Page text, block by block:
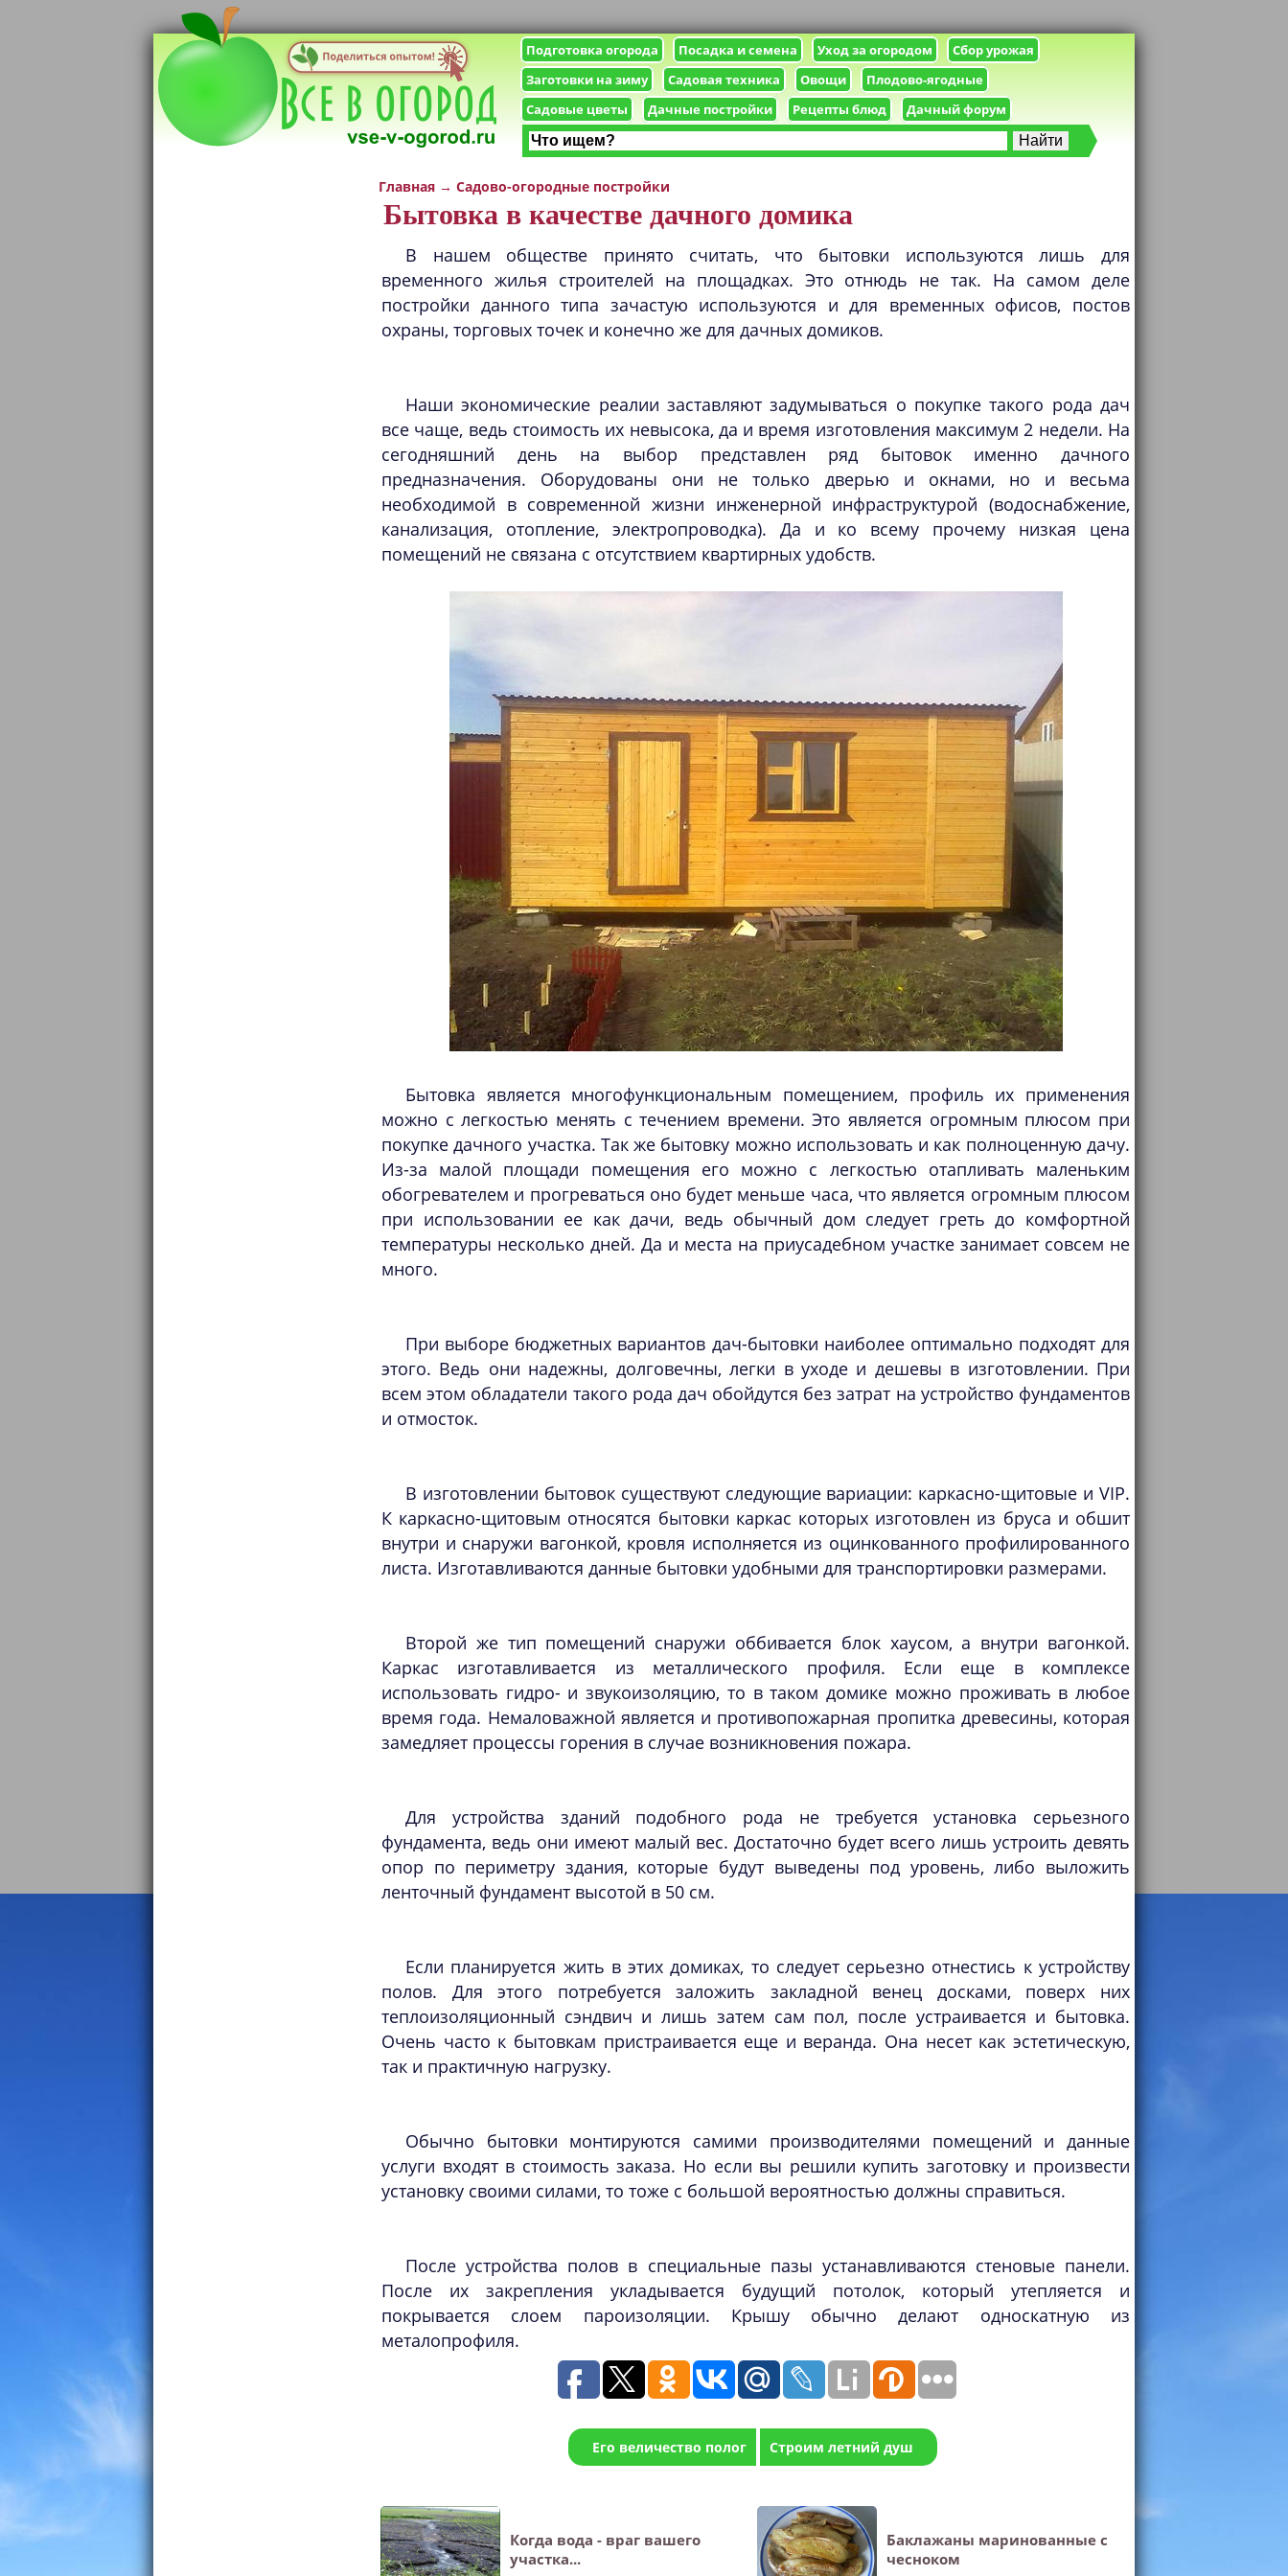
Подготовка огорода Посадка и семена Уход за огородом
Сбор урожая
Заготовки на зиму
Садовая техника Овощи
Плодово-ягодные
Садовые цветы
Дачные постройки Рецепты блюд Дачный форум
Главная → Садово-огородные постройки
Бытовка в качестве дачного домика
В нашем обществе принято считать, что бытовки используются лишь для
временного жилья строителей на площадках. Это отнюдь не так. На самом деле
постройки данного типа зачастую используются и для временных офисов, постов
охраны, торговых точек и конечно же для дачных домиков.
Наши экономические реалии заставляют задумываться о покупке такого рода дач
все чаще, ведь стоимость их невысока, да и время изготовления максимум 2 недели. На
сегодняшний день на выбор представлен ряд бытовок именно дачного
предназначения. Оборудованы они не только дверью и окнами, но и весьма
необходимой в современной жизни инженерной инфраструктурой (водоснабжение,
канализация, отопление, электропроводка). Да и ко всему прочему низкая цена
помещений не связана с отсутствием квартирных удобств.
Бытовка является многофункциональным помещением, профиль их применения
можно с легкостью менять с течением времени. Это является огромным плюсом при
покупке дачного участка. Так же бытовку можно использовать и как полноценную дачу.
Из-за малой площади помещения его можно с легкостью отапливать маленьким
обогревателем и прогреваться оно будет меньше часа, что является огромным плюсом
при использовании ее как дачи, ведь обычный дом следует греть до комфортной
температуры несколько дней. Да и места на приусадебном участке занимает совсем не
много.
При выборе бюджетных вариантов дач-бытовки наиболее оптимально подходят для
этого. Ведь они надежны, долговечны, легки в уходе и дешевы в изготовлении. При
всем этом обладатели такого рода дач обойдутся без затрат на устройство фундаментов
и отмосток.
В изготовлении бытовок существуют следующие вариации: каркасно-щитовые и VIP.
К каркасно-щитовым относятся бытовки каркас которых изготовлен из бруса и обшит
внутри и снаружи вагонкой, кровля исполняется из оцинкованного профилированного
листа. Изготавливаются данные бытовки удобными для транспортировки размерами.
Второй же тип помещений снаружи оббивается блок хаусом, а внутри вагонкой.
Каркас изготавливается из металлического профиля. Если еще в комплексе
использовать гидро- и звукоизоляцию, то в таком домике можно проживать в любое
время года. Немаловажной является и противопожарная пропитка древесины, которая
замедляет процессы горения в случае возникновения пожара.
Для устройства зданий подобного рода не требуется установка серьезного
фундамента, ведь они имеют малый вес. Достаточно будет всего лишь устроить девять
опор по периметру здания, которые будут выведены под уровень, либо выложить
ленточный фундамент высотой в 50 см.
Если планируется жить в этих домиках, то следует серьезно отнестись к устройству
полов. Для этого потребуется заложить закладной венец досками, поверх них
теплоизоляционный сэндвич и лишь затем сам пол, после устраивается и бытовка.
Очень часто к бытовкам пристраивается еще и веранда. Она несет как эстетическую,
так и практичную нагрузку.
Обычно бытовки монтируются самими производителями помещений и данные
услуги входят в стоимость заказа. Но если вы решили купить заготовку и произвести
установку своими силами, то тоже с большой вероятностью должны справиться.
После устройства полов в специальные пазы устанавливаются стеновые панели.
После их закрепления укладывается будущий потолок, который утепляется и
покрывается слоем пароизоляции. Крышу обычно делают односкатную из
металопрофиля.
Его величество полог Строим летний душ
Когда вода - враг вашего
участка...
Баклажаны маринованные с
чесноком